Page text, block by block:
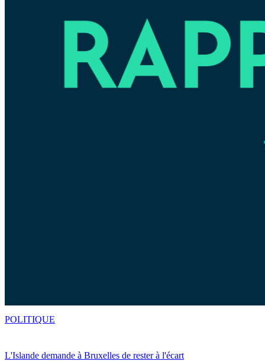
L'Islande demande à Bruxelles de rester à l'écart
POLITIQUE